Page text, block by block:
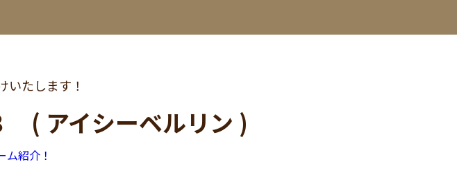
いたします！
( アイシーベルリン )
紹介！